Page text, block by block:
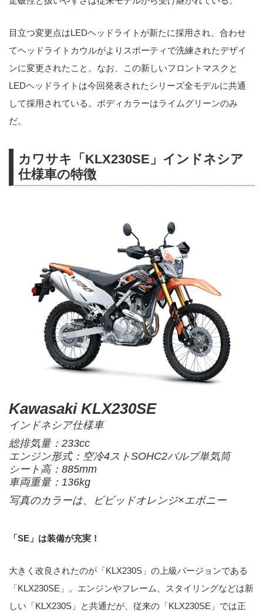
目立つ変更点はLEDヘッドライトが新たに採用され、合わせ
てヘッドライトカウルがよりスポーティで洗練されたデザイ
ンに変更されたこと。なお、この新しいフロントマスクと
LEDヘッドライトは今回発表されたシリーズ全モデルに共通
して採用されている。ボディカラーはライムグリーンのみ
だ。
カワサキ「KLX230SE」インドネシア
仕様車の特徴
Kawasaki KLX230SE
インドネシア仕様車
総排気量：233cc
エンジン形式：空冷4ストSOHC2バルブ単気筒
シート高：885mm
車両重量：136kg
写真のカラーは、ビビッドオレンジ×エボニー
「SE」は装備が充実！
大きく改良されたのが「KLX230S」の上級バージョンである
「KLX230SE」。エンジンやフレーム、スタイリングなどは新
しい「KLX230S」と共通だが、従来の「KLX230SE」では正